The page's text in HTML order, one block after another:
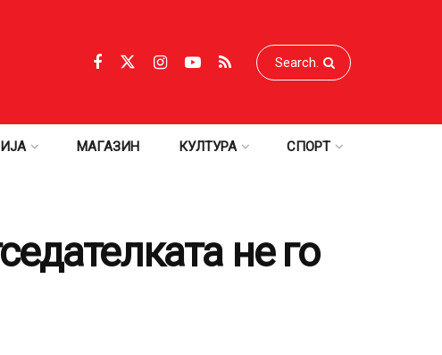
МАГАЗИН КУЛТУРА СПОРТ
не го